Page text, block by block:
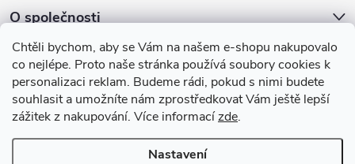
Chtěli bychom, aby se Vám na našem e-shopu nakupovalo
co nejlépe. Proto naše stránka používá soubory cookies k
personalizaci reklam. Budeme rádi, pokud s nimi budete
souhlasit a umožníte nám zprostředkovat Vám ještě lepší
zážitek z nakupování. Více informacízde.
Nastavení
O společnosti
Facebook
Užitečné informace